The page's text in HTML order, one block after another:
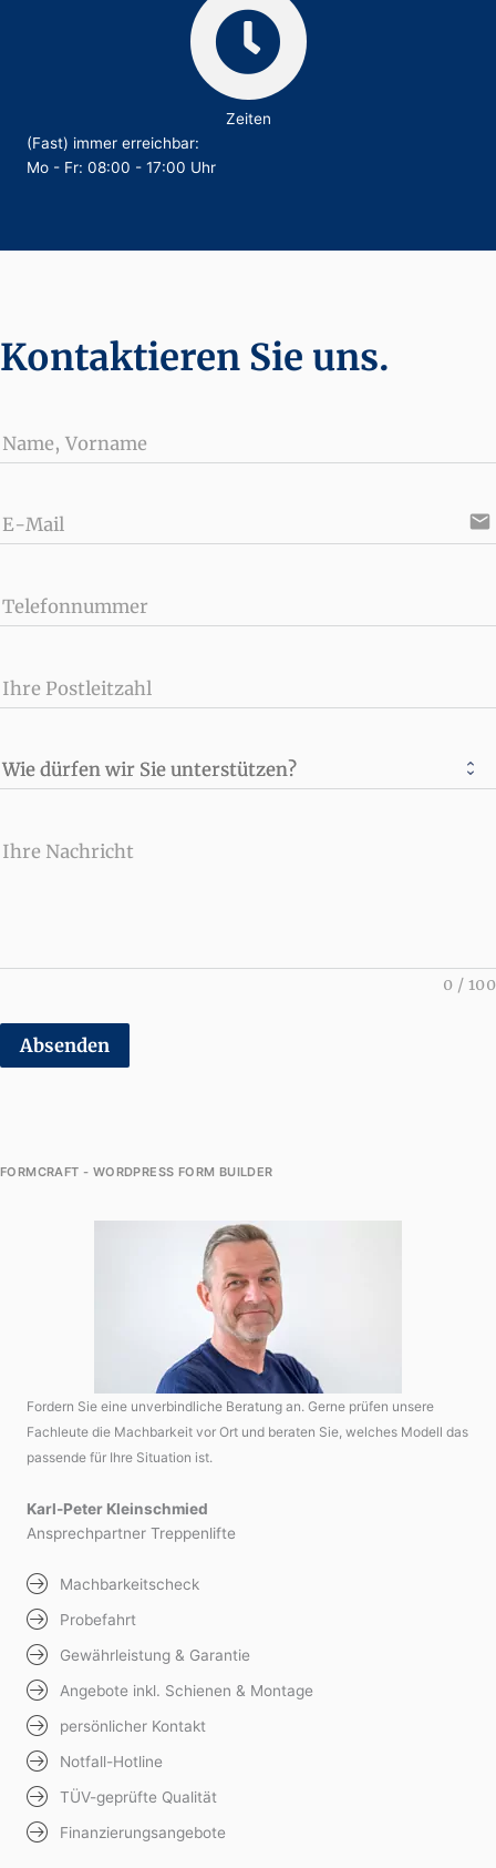
Zeiten
(Fast) immer erreichbar:
Mo - Fr: 08:00 - 17:00 Uhr
Kontaktieren Sie uns.
Name, Vorname
E-Mail email
Telefonnummer
Ihre Postleitzahl
Wie dürfen wir Sie unterstützen?
Ihre Nachricht
0 / 100
Absenden
FORMCRAFT - WORDPRESS FORM BUILDER
Fordern Sie eine unverbindliche Beratung an. Gerne prüfen unsere
Fachleute die Machbarkeit vor Ort und beraten Sie, welches Modell das
passende für Ihre Situation ist.
Karl-Peter Kleinschmied
Ansprechpartner Treppenlifte
Machbarkeitscheck
Probefahrt
Gewährleistung & Garantie
Angebote inkl. Schienen & Montage
persönlicher Kontakt
Notfall-Hotline
TÜV-geprüfte Qualität
Finanzierungsangebote